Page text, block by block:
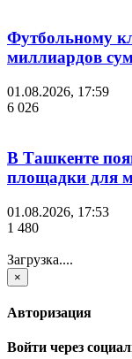
Футбольному
миллиардов
01.08.2026, 17:59
6 026
В Ташкенте
площадки для
01.08.2026, 17:53
1 480
Загрузка....
×
Авторизация
Войти через